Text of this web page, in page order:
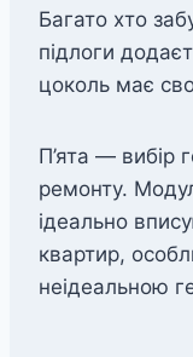
Багато хто
підлоги
цоколь має
П’ята — вибір
ремонту.
ідеально
квартир,
неідеальною